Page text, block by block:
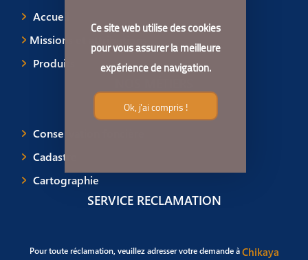
Accueil
Missions et attributions
Produits
Conservation foncière
Cadastre
Cartographie
SERVICE RECLAMATION
Pour toute réclamation, veuillez adresser votre demande àChikaya
Ce site web utilise des cookies
pour vous assurer la meilleure
expérience de navigation.
Ok, j'ai compris !